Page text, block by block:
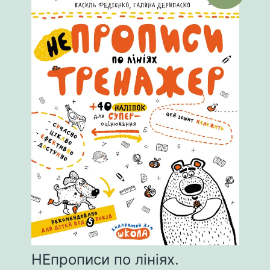
НЕпрописи по лініях.